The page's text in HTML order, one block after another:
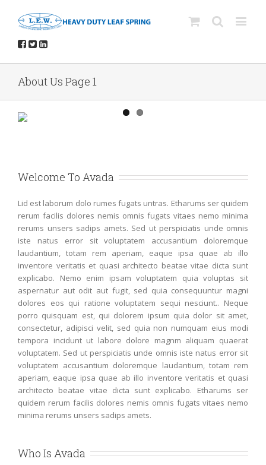
About Us Page 1
Welcome To Avada
Lid est laborum dolo rumes fugats untras. Etharums ser quidem
rerum facilis dolores nemis omnis fugats vitaes nemo minima
rerums unsers sadips amets. Sed ut perspiciatis unde omnis
iste natus error sit voluptatem accusantium doloremque
laudantium, totam rem aperiam, eaque ipsa quae ab illo
inventore veritatis et quasi architecto beatae vitae dicta sunt
explicabo. Nemo enim ipsam voluptatem quia voluptas sit
aspernatur aut odit aut fugit, sed quia consequuntur magni
dolores eos qui ratione voluptatem sequi nesciunt.. Neque
porro quisquam est, qui dolorem ipsum quia dolor sit amet,
consectetur, adipisci velit, sed quia non numquam eius modi
tempora incidunt ut labore dolore magnm aliquam quaerat
voluptatem. Sed ut perspiciatis unde omnis iste natus error sit
voluptatem accusantium doloremque laudantium, totam rem
aperiam, eaque ipsa quae ab illo inventore veritatis et quasi
architecto beatae vitae dicta sunt explicabo. Etharums ser
quidem rerum facilis dolores nemis omnis fugats vitaes nemo
minima rerums unsers sadips amets.
Who Is Avada